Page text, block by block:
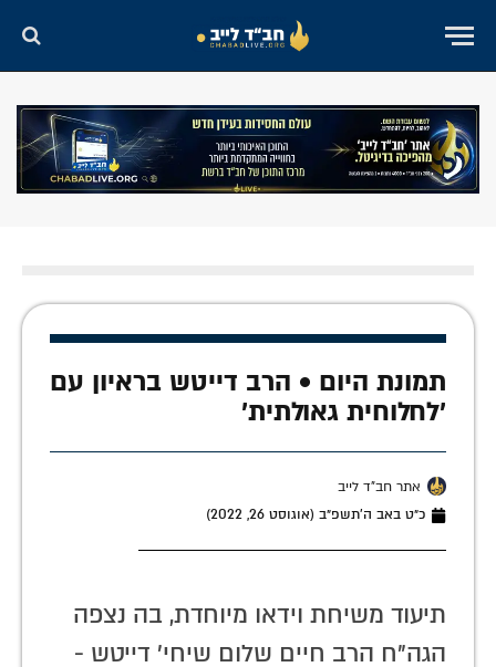
תמונת היום • הרב דייטש בראיון עם
'לחלוחית גאולתית'
אתר חב"ד לייב
כ״ט באב ה׳תשפ״ב (אוגוסט 26, 2022)
תיעוד משיחת וידאו מיוחדת, בה נצפה
הגה"ח הרב חיים שלום שיחי' דייטש -